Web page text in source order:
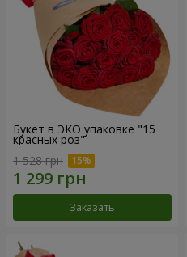
Букет в ЭКО упаковке "15
красных роз"
1 528 грн
Заказать